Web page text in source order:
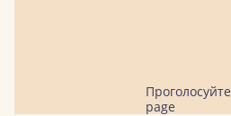
Проголосуйте
page